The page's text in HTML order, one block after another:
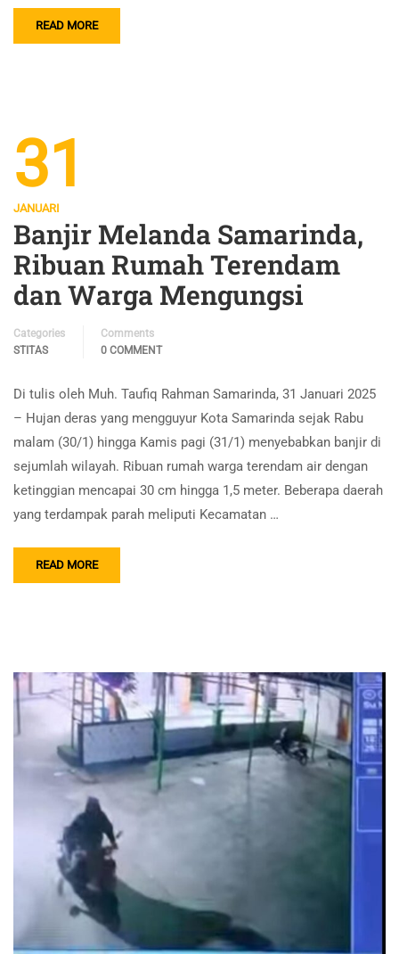
READ MORE
31
JANUARI
Banjir Melanda Samarinda,
Ribuan Rumah Terendam
dan Warga Mengungsi
Categories
STITAS
Comments
0 COMMENT
Di tulis oleh Muh. Taufiq Rahman Samarinda, 31 Januari 2025
– Hujan deras yang mengguyur Kota Samarinda sejak Rabu
malam (30/1) hingga Kamis pagi (31/1) menyebabkan banjir di
sejumlah wilayah. Ribuan rumah warga terendam air dengan
ketinggian mencapai 30 cm hingga 1,5 meter. Beberapa daerah
yang terdampak parah meliputi Kecamatan …
READ MORE